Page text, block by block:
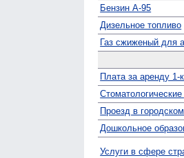
Бензин А-95
Дизельное топливо
Газ сжиженый для
Плата за аренду 1-
Стомато­логические
Проезд в
Дошкольное
Услуги в сфере